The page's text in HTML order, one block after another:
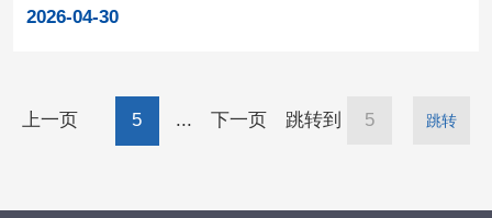
活跃期、入汛备汛关键期、火灾隐患高发期，要
设与合规管理部署，提升企业合规能力。公司领
认知筑牢思想根基。当前合规监管已进入全方位
不再是“做不做”的选择题，而是“怎么做好”的必
2026-04-30
上一页 5 ... 下一页 跳转到 跳转